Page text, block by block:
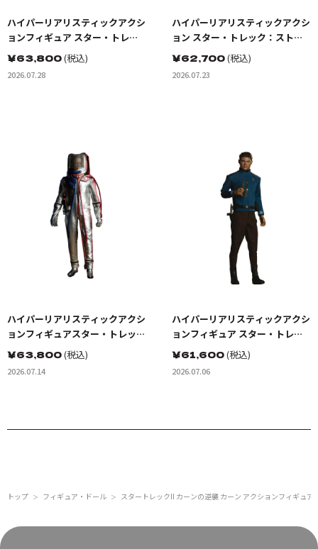
ハイパーリアリスティックアクシ
ョンフィギュア スター・トレッ
ク:宇宙大作戦 ゴトス星の怪人 ト
レレイン
￥63,800(税込)
2026.07.28
ハイパーリアリスティックアクシ
ョン スター・トレック：ストレ
ンジ・ニュー・ワールド ベケッ
トマリナー少尉
￥62,700(税込)
2026.07.23
ハイパーリアリスティックアクシ
ョンフィギュアスター・トレッ
ク:宇宙大作戦 カーク船長 EVスー
ツ（宇宙服）
￥63,800(税込)
2026.07.14
ハイパーリアリスティックアクシ
ョンフィギュア スター・トレッ
ク BEYOND ドクター・レナー
ド・ボーンズ・マッコイ
￥61,600(税込)
2026.07.06
トップ ＞ フィギュア・ドール ＞ スタートレックII カーンの逆襲 カーン アクションフィギュア